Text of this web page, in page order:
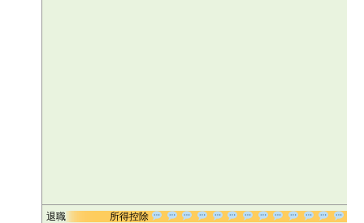
退職 所得控除